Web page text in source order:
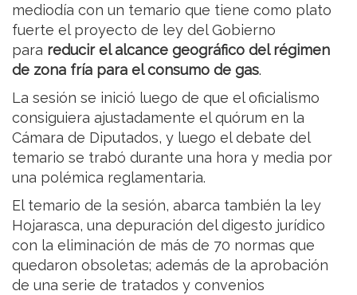
mediodía con un temario que tiene como plato
fuerte el proyecto de ley del Gobierno
para reducir el alcance geográfico del régimen
de zona fría para el consumo de gas.
La sesión se inició luego de que el oficialismo
consiguiera ajustadamente el quórum en la
Cámara de Diputados, y luego el debate del
temario se trabó durante una hora y media por
una polémica reglamentaria.
El temario de la sesión, abarca también la ley
Hojarasca, una depuración del digesto jurídico
con la eliminación de más de 70 normas que
quedaron obsoletas; además de la aprobación
de una serie de tratados y convenios